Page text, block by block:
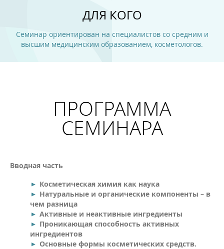
ДЛЯ КОГО
Семинар ориентирован на специалистов со средним и
высшим медицинским образованием, косметологов.
ПРОГРАММА
СЕМИНАРА
Вводная часть
Косметическая химия как наука
Натуральные и органические компоненты – в
чем разница
Активные и неактивные ингредиенты
Проникающая способность активных
ингредиентов
Основные формы косметических средств.